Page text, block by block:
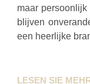
maar
blijven
een heerlijke
LESEN SIE